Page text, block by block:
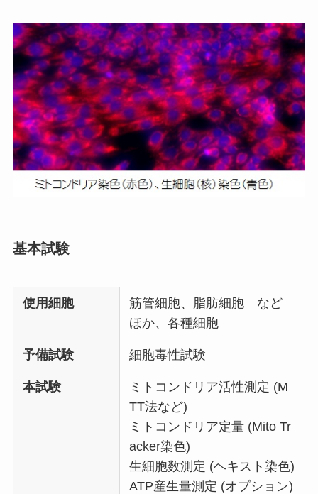
基本試験
使用細胞
筋管細胞、脂肪細胞 など
ほか、各種細胞
予備試験 細胞毒性試験
本試験
ミトコンドリア活性測定 (M
TT法など)
ミトコンドリア定量 (Mito Tr
acker染色)
生細胞数測定 (ヘキスト染色)
ATP産生量測定 (オプション)